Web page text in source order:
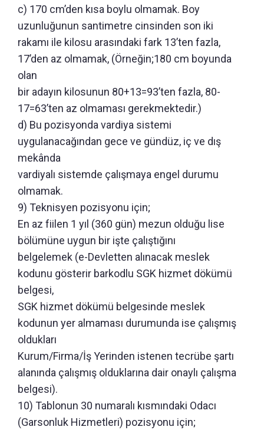
c) 170 cm’den kısa boylu olmamak. Boy
uzunluğunun santimetre cinsinden son iki
rakamı ile kilosu arasındaki fark 13’ten fazla,
17’den az olmamak, (Örneğin;180 cm boyunda
olan
bir adayın kilosunun 80+13=93’ten fazla, 80-
17=63’ten az olmaması gerekmektedir.)
d) Bu pozisyonda vardiya sistemi
uygulanacağından gece ve gündüz, iç ve dış
mekânda
vardiyalı sistemde çalışmaya engel durumu
olmamak.
9) Teknisyen pozisyonu için;
En az fiilen 1 yıl (360 gün) mezun olduğu lise
bölümüne uygun bir işte çalıştığını
belgelemek (e-Devletten alınacak meslek
kodunu gösterir barkodlu SGK hizmet dökümü
belgesi,
SGK hizmet dökümü belgesinde meslek
kodunun yer almaması durumunda ise çalışmış
oldukları
Kurum/Firma/İş Yerinden istenen tecrübe şartı
alanında çalışmış olduklarına dair onaylı çalışma
belgesi).
10) Tablonun 30 numaralı kısmındaki Odacı
(Garsonluk Hizmetleri) pozisyonu için;